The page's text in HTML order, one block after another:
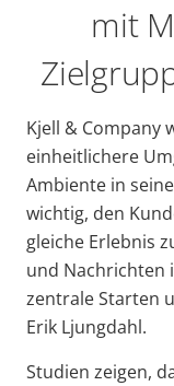
mit
Kjell & Company
einheitlichere
Ambiente in
wichtig, den
gleiche Erlebnis
und Nachrichten
zentrale Starten
Erik Ljungdahl.
Studien zeigen,